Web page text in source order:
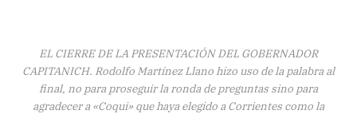
EL CIERRE DE LA PRESENTACIÓN DEL GOBERNADOR
CAPITANICH. Rodolfo Martínez Llano hizo uso de la palabra al
final, no para proseguir la ronda de preguntas sino para
agradecer a «Coqui» que haya elegido a Corrientes como la